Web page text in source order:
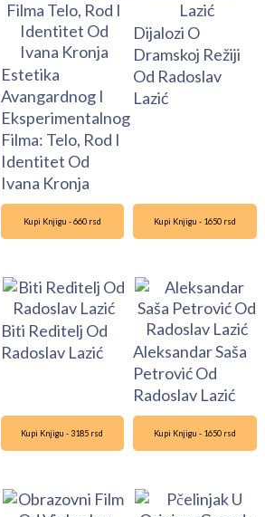
Estetika
Avangardnog I
Eksperimentalnog
Filma: Telo, Rod I
Identitet Od
Ivana Kronja
Dijalozi O
Dramskoj Režiji
Od Radoslav
Lazić
Kupi Knjigu - 660 rsd
Biti Reditelj Od
Radoslav Lazić
Kupi Knjigu - 1650 rsd
Aleksandar Saša
Petrović Od
Radoslav Lazić
Kupi Knjigu - 3185 rsd Kupi Knjigu - 1650 rsd